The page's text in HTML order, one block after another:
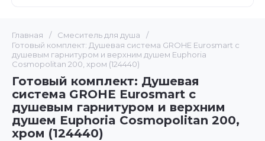
Главная / Смеситель для душа
/
Готовый комплект: Душевая система GROHE Eurosmart с
душевым гарнитуром и верхним душем Euphoria
Cosmopolitan 200, хром (124440)
Готовый комплект: Душевая
система GROHE Eurosmart с
душевым гарнитуром и верхним
душем Euphoria Cosmopolitan 200,
хром (124440)